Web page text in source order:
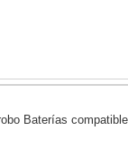
Baterías